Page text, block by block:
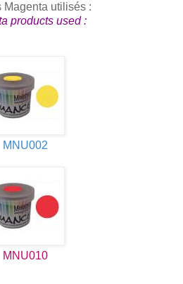
Magenta utilisés :
products used :
MNU002
MNU010